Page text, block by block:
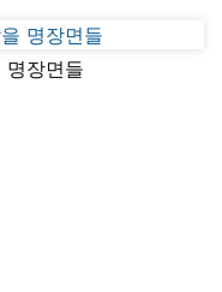
장면들